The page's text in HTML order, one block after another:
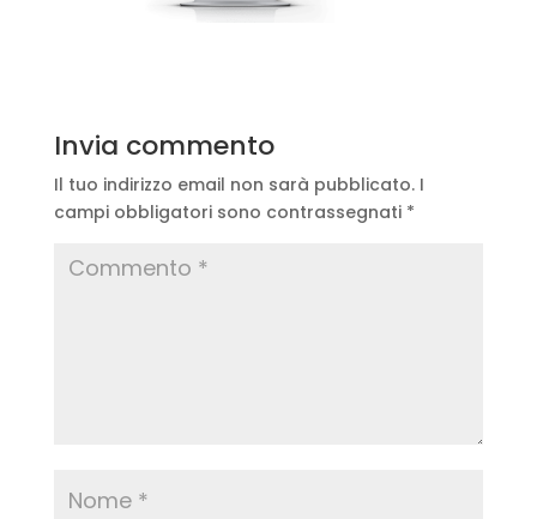
Invia commento
Il tuo indirizzo email non sarà pubblicato. I
campi obbligatori sono contrassegnati *